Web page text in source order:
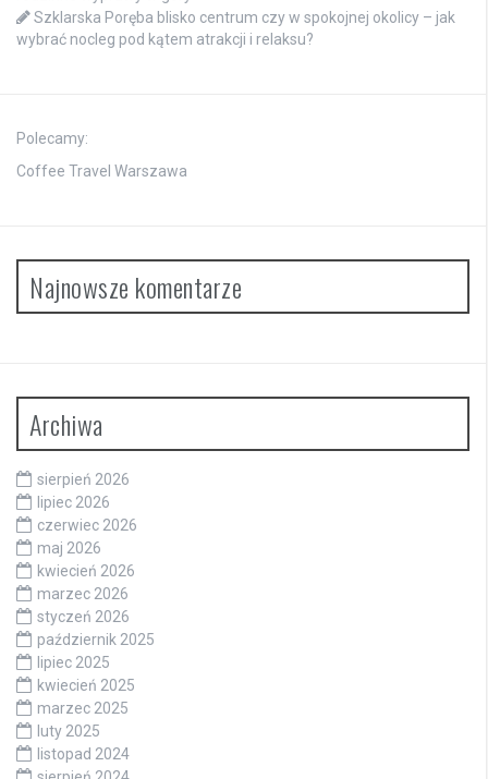
Szklarska Poręba blisko centrum czy w spokojnej okolicy – jak
wybrać nocleg pod kątem atrakcji i relaksu?
Polecamy:
Coffee Travel Warszawa
Najnowsze komentarze
Archiwa
sierpień 2026
lipiec 2026
czerwiec 2026
maj 2026
kwiecień 2026
marzec 2026
styczeń 2026
październik 2025
lipiec 2025
kwiecień 2025
marzec 2025
luty 2025
listopad 2024